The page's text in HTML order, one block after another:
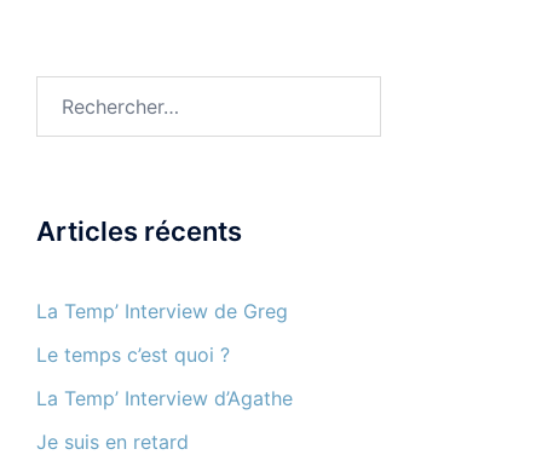
Articles récents
La Temp’ Interview de Greg
Le temps c’est quoi ?
La Temp’ Interview d’Agathe
Je suis en retard